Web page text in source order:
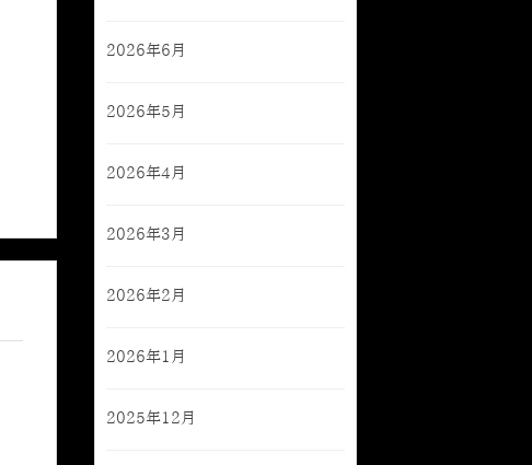
2026年6月
2026年5月
2026年4月
2026年3月
2026年2月
2026年1月
2025年12月